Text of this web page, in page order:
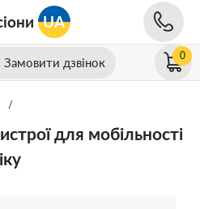
UA
Замовити дзвінок 0
/
для мобільності